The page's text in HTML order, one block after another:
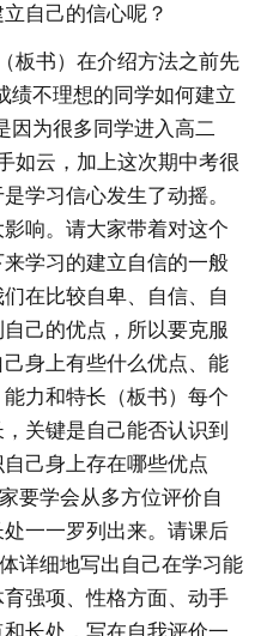
自己的信心呢？
板书）在介绍方法之前先
绩不理想的同学如何建立
因为很多同学进入高二
如云，加上这次期中考很
学习信心发生了动摇。
响。请大家带着对这个
学习的建立自信的一般
在比较自卑、自信、自
己的优点，所以要克服
身上有些什么优点、能
力和特长（板书）每个
关键是自己能否认识到
己身上存在哪些优点
要学会从多方位评价自
一一罗列出来。请课后
详细地写出自己在学习能
强项、性格方面、动手